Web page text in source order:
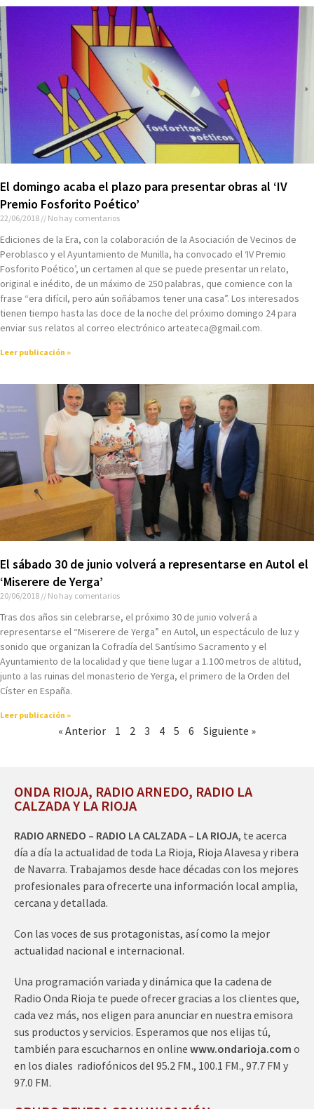
El domingo acaba el plazo para presentar obras al ‘IV
Premio Fosforito Poético’
22/06/2018 No hay comentarios
Ediciones de la Era, con la colaboración de la Asociación de Vecinos de
Peroblasco y el Ayuntamiento de Munilla, ha convocado el ‘IV Premio
Fosforito Poético’, un certamen al que se puede presentar un relato,
original e inédito, de un máximo de 250 palabras, que comience con la
frase “era difícil, pero aún soñábamos tener una casa”. Los interesados
tienen tiempo hasta las doce de la noche del próximo domingo 24 para
enviar sus relatos al correo electrónico arteateca@gmail.com.
Leer publicación »
El sábado 30 de junio volverá a representarse en Autol el
‘Miserere de Yerga’
20/06/2018 No hay comentarios
Tras dos años sin celebrarse, el próximo 30 de junio volverá a
representarse el “Miserere de Yerga” en Autol, un espectáculo de luz y
sonido que organizan la Cofradía del Santísimo Sacramento y el
Ayuntamiento de la localidad y que tiene lugar a 1.100 metros de altitud,
junto a las ruinas del monasterio de Yerga, el primero de la Orden del
Císter en España.
Leer publicación »
« Anterior 1 2 3 4 5 6 Siguiente »
ONDA RIOJA, RADIO ARNEDO, RADIO LA
CALZADA Y LA RIOJA
RADIO ARNEDO – RADIO LA CALZADA – LA RIOJA, te acerca
día a día la actualidad de toda La Rioja, Rioja Alavesa y ribera
de Navarra. Trabajamos desde hace décadas con los mejores
profesionales para ofrecerte una información local amplia,
cercana y detallada.
Con las voces de sus protagonistas, así como la mejor
actualidad nacional e internacional.
Una programación variada y dinámica que la cadena de
Radio Onda Rioja te puede ofrecer gracias a los clientes que,
cada vez más, nos eligen para anunciar en nuestra emisora
sus productos y servicios. Esperamos que nos elijas tú,
también para escucharnos en online www.ondarioja.com o
en los diales radiofónicos del 95.2 FM., 100.1 FM., 97.7 FM y
97.0 FM.